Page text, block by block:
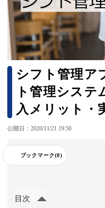
シフト管理ア
ト管理システ
入メリット・
公開日：2020/11/21 19:50
ブックマーク(0)
目次